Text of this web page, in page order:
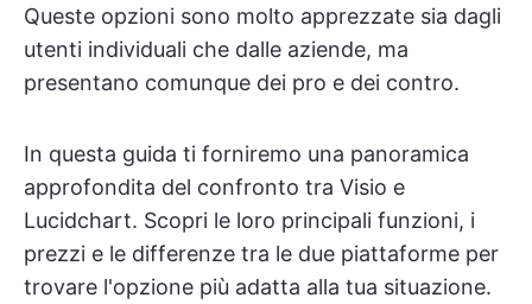
Queste opzioni sono molto apprezzate sia dagli
utenti individuali che dalle aziende, ma
presentano comunque dei pro e dei contro.
In questa guida ti forniremo una panoramica
approfondita del confronto tra Visio e
Lucidchart. Scopri le loro principali funzioni, i
prezzi e le differenze tra le due piattaforme per
trovare l'opzione più adatta alla tua situazione.